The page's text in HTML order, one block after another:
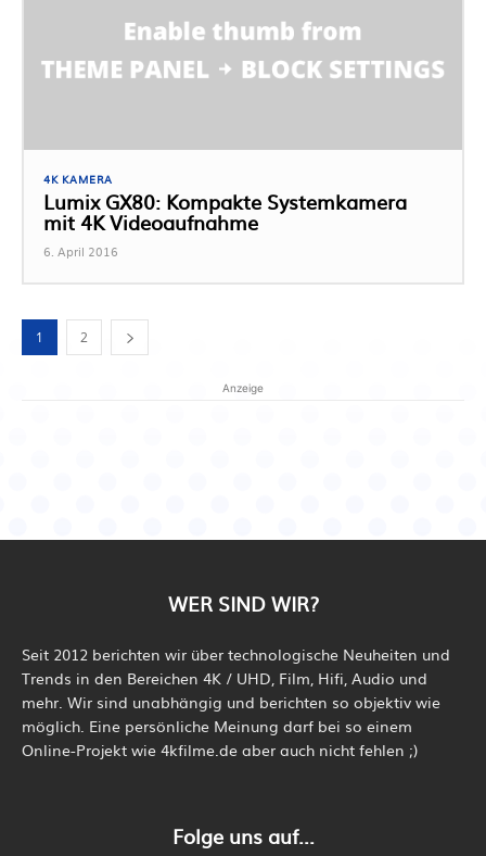
4K KAMERA
Lumix GX80: Kompakte Systemkamera
mit 4K Videoaufnahme
6. April 2016
1 2
Anzeige
WER SIND WIR?
Seit 2012 berichten wir über technologische Neuheiten und
Trends in den Bereichen 4K / UHD, Film, Hifi, Audio und
mehr. Wir sind unabhängig und berichten so objektiv wie
möglich. Eine persönliche Meinung darf bei so einem
Online-Projekt wie 4kfilme.de aber auch nicht fehlen ;)
Folge uns auf...